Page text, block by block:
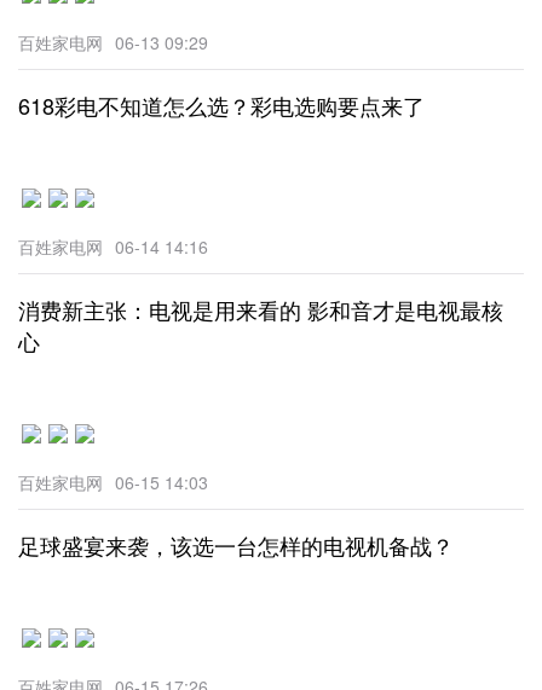
百姓家电网 06-13 09:29
618彩电不知道怎么选？彩电选购要点来了
百姓家电网 06-14 14:16
消费新主张：电视是用来看的 影和音才是电视最核
心
百姓家电网 06-15 14:03
足球盛宴来袭，该选一台怎样的电视机备战？